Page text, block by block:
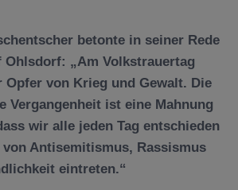
betonte in seiner Rede
Ohlsdorf: „Am Volkstrauertag
Opfer von Krieg und Gewalt. Die
Vergangenheit ist eine Mahnung
wir alle jeden Tag entschieden
von Antisemitismus, Rassismus
eintreten.“